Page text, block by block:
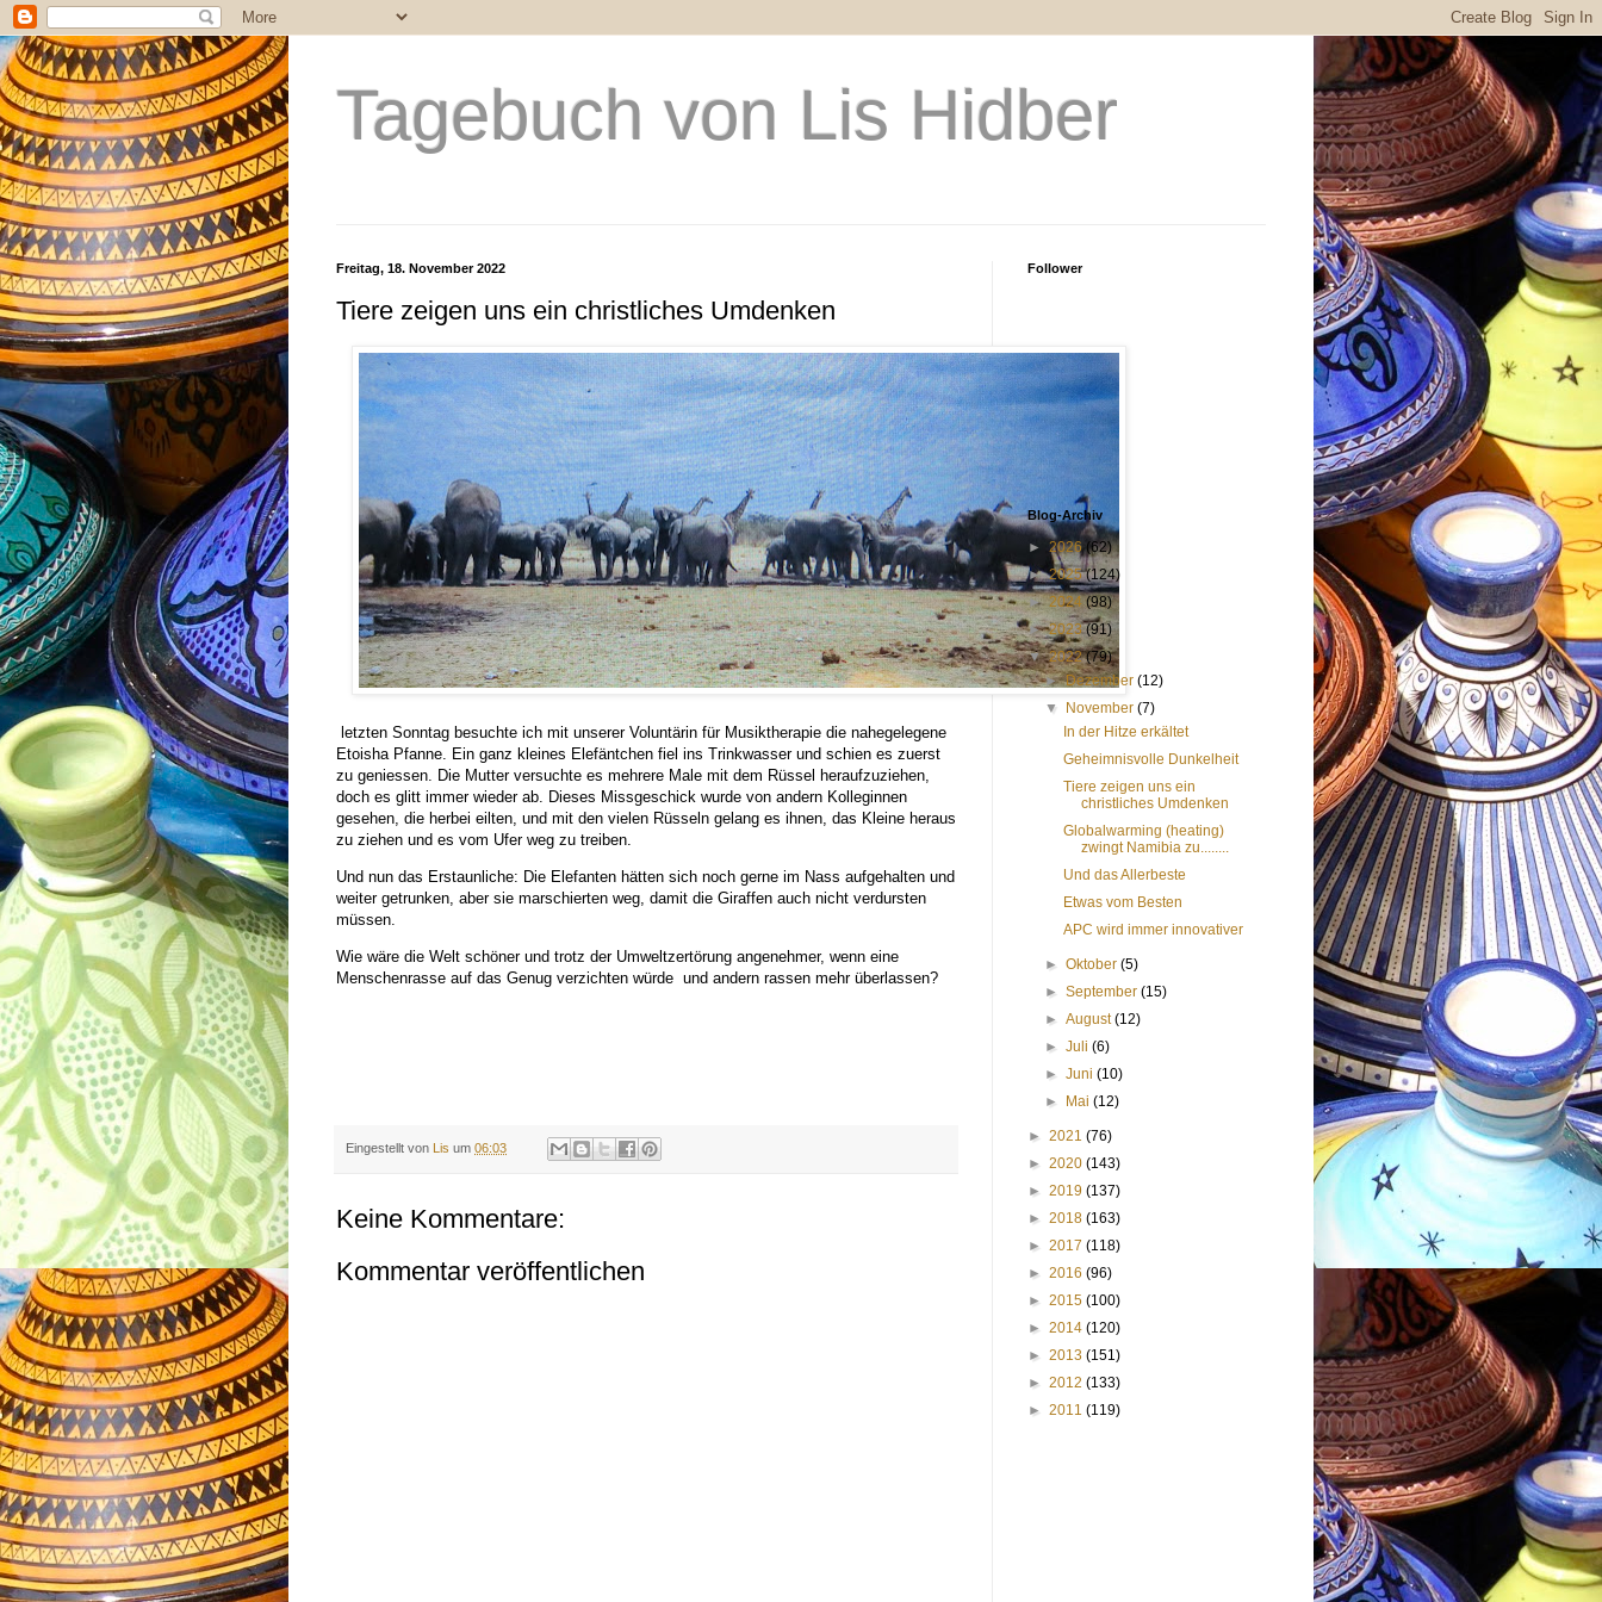
Tagebuch von Lis Hidber
Freitag, 18. November 2022
Tiere zeigen uns ein christliches Umdenken
letzten Sonntag besuchte ich mit unserer Voluntärin für Musiktherapie die nahegelegene
Etoisha Pfanne. Ein ganz kleines Elefäntchen fiel ins Trinkwasser und schien es zuerst
zu geniessen. Die Mutter versuchte es mehrere Male mit dem Rüssel heraufzuziehen,
doch es glitt immer wieder ab. Dieses Missgeschick wurde von andern Kolleginnen
gesehen, die herbei eilten, und mit den vielen Rüsseln gelang es ihnen, das Kleine heraus
zu ziehen und es vom Ufer weg zu treiben.
Und nun das Erstaunliche: Die Elefanten hätten sich noch gerne im Nass aufgehalten und
weiter getrunken, aber sie marschierten weg, damit die Giraffen auch nicht verdursten
müssen.
Wie wäre die Welt schöner und trotz der Umweltzertörung angenehmer, wenn eine
Menschenrasse auf das Genug verzichten würde und andern rassen mehr überlassen?
Eingestellt von Lis um 06:03
Keine Kommentare:
Kommentar veröffentlichen
Follower
Blog-Archiv
► 2026(62)
►2025(124)
►2024(98)
►2023(91)
▼2022(79)
►Dezember(12)
▼
November(7)
In der Hitze erkältet
Geheimnisvolle Dunkelheit
Tiere zeigen uns ein
christliches Umdenken
Globalwarming (heating)
zwingt Namibia zu........
Und das Allerbeste
Etwas vom Besten
APC wird immer innovativer
►Oktober(5)
►September(15)
►August(12)
►Juli(6)
►Juni(10)
►
Mai(12)
► 2021 (76)
► 2020 (143)
► 2019 (137)
► 2018 (163)
► 2017 (118)
► 2016 (96)
► 2015 (100)
► 2014 (120)
► 2013 (151)
► 2012 (133)
► 2011 (119)